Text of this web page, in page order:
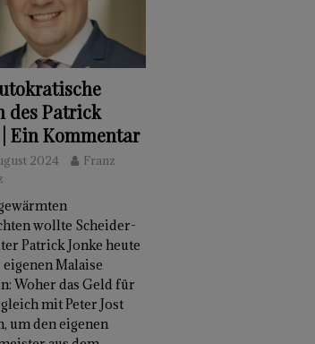
des Patrick
| Ein Kommentar
2024
Franz
wollte Scheider-
Patrick Jonke heute
Malaise
Woher das Geld für
mit Peter Jost
um den eigenen